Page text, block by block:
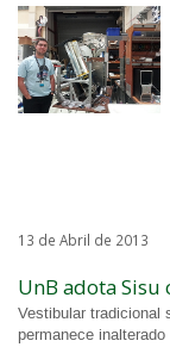
13 de Abril de 2013
UnB adota
Vestibular tradicional
permanece inalterado